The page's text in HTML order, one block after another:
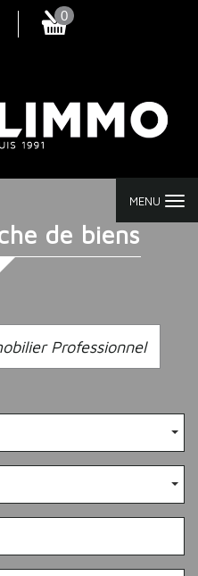
0
MENU
de biens
Professionnel